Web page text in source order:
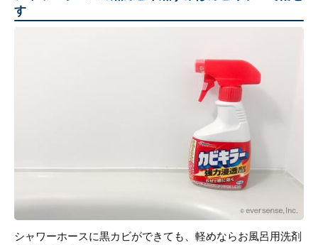
す
シャワーホースに黒カビができても、軽めならお風呂用洗剤